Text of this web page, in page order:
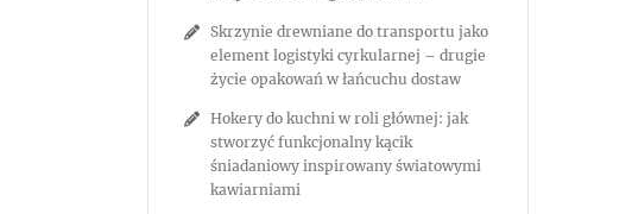
Skrzynie drewniane do transportu jako
element logistyki cyrkularnej – drugie
życie opakowań w łańcuchu dostaw
Hokery do kuchni w roli głównej: jak
stworzyć funkcjonalny kącik
śniadaniowy inspirowany światowymi
kawiarniami